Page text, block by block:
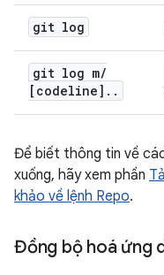
git log
git log m/
[codeline] . .
Để biết thông tin về
xuống, hãy xem phần
khảo về lệnh Repo.
Đồng bộ hoá ứng